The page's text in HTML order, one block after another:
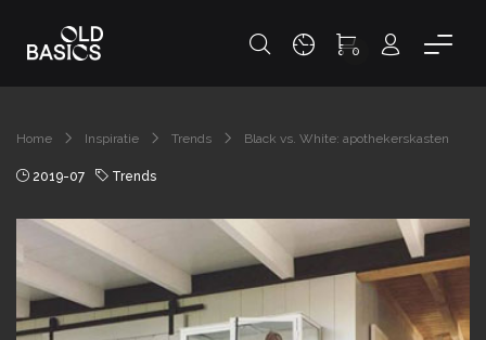
0
Home Inspiratie Trends Black vs. White: apothekerskasten
2019-07 Trends